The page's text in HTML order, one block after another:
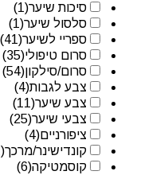
סיכות שיער(1)
סלסול שיער(1)
ספריי לשיער(41)
סרום טיפולי(35)
סרום/סילקון(54)
צבע לגבות(4)
צבע שיער(11)
צבעי שיער(25)
ציפורניים(4)
קונדישינר/מרכך(31)
קוסמטיקה(6)